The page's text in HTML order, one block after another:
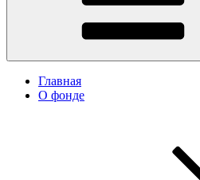
Главная
О фонде